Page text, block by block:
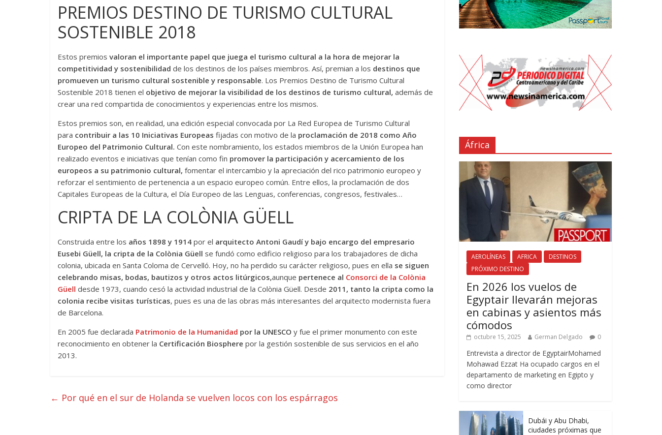
PREMIOS DESTINO DE TURISMO CULTURAL
SOSTENIBLE 2018
Estos premios valoran el importante papel que juega el turismo cultural a la hora de mejorar la
competitividad y sostenibilidad de los destinos de los países miembros. Así, premian a los destinos que
promueven un turismo cultural sostenible y responsable. Los Premios Destino de Turismo Cultural
Sostenible 2018 tienen el objetivo de mejorar la visibilidad de los destinos de turismo cultural, además de
crear una red compartida de conocimientos y experiencias entre los mismos.
Estos premios son, en realidad, una edición especial convocada por La Red Europea de Turismo Cultural
para contribuir a las 10 Iniciativas Europeas fijadas con motivo de la proclamación de 2018 como Año
Europeo del Patrimonio Cultural. Con este nombramiento, los estados miembros de la Unión Europea han
realizado eventos e iniciativas que tenían como fin promover la participación y acercamiento de los
europeos a su patrimonio cultural, fomentar el intercambio y la apreciación del rico patrimonio europeo y
reforzar el sentimiento de pertenencia a un espacio europeo común. Entre ellos, la proclamación de dos
Capitales Europeas de la Cultura, el Día Europeo de las Lenguas, conferencias, congresos, festivales…
CRIPTA DE LA COLÒNIA GÜELL
Construida entre los años 1898 y 1914 por el arquitecto Antoni Gaudí y bajo encargo del empresario
Eusebi Güell, la cripta de la Colònia Güell se fundó como edificio religioso para los trabajadores de dicha
colonia, ubicada en Santa Coloma de Cervelló. Hoy, no ha perdido su carácter religioso, pues en ella se siguen
celebrando misas, bodas, bautizos y otros actos litúrgicos,aunque pertenece al Consorci de la Colònia
Güell desde 1973, cuando cesó la actividad industrial de la Colònia Güell. Desde 2011, tanto la cripta como la
colonia recibe visitas turísticas, pues es una de las obras más interesantes del arquitecto modernista fuera
de Barcelona.
En 2005 fue declarada Patrimonio de la Humanidad por la UNESCO y fue el primer monumento con este
reconocimiento en obtener la Certificación Biosphere por la gestión sostenible de sus servicios en el año
2013.
← Por qué en el sur de Holanda se vuelven locos con los espárragos
África
AEROLÍNEAS AFRICA
DESTINOS
PRÓXIMO DESTINO
En 2026 los vuelos de
Egyptair llevarán mejoras
en cabinas y asientos más
cómodos
octubre 15, 2025 German Delgado 0
Entrevista a director de EgyptairMohamed
Mohawad Ezzat Ha ocupado cargos en el
departamento de marketing en Egipto y
como director
Dubái y Abu Dhabi,
ciudades próximas que